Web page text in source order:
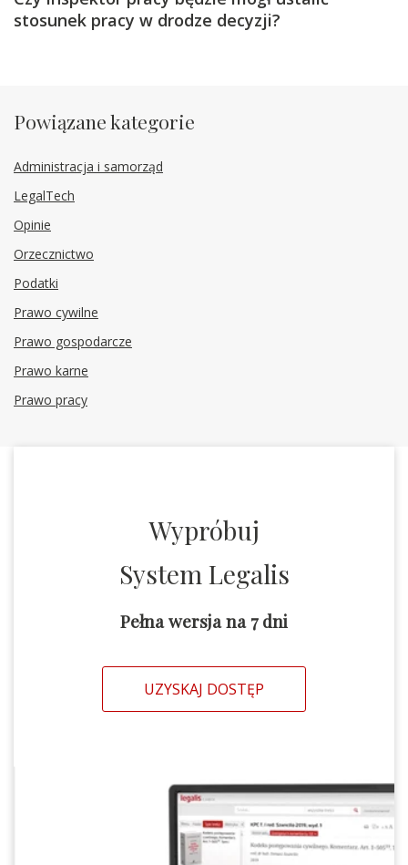
stosunek pracy w drodze decyzji?
Powiązane kategorie
Administracja i samorząd
LegalTech
Opinie
Orzecznictwo
Podatki
Prawo cywilne
Prawo gospodarcze
Prawo karne
Prawo pracy
Wypróbuj
System Legalis
Pełna wersja na 7 dni
UZYSKAJ DOSTĘP